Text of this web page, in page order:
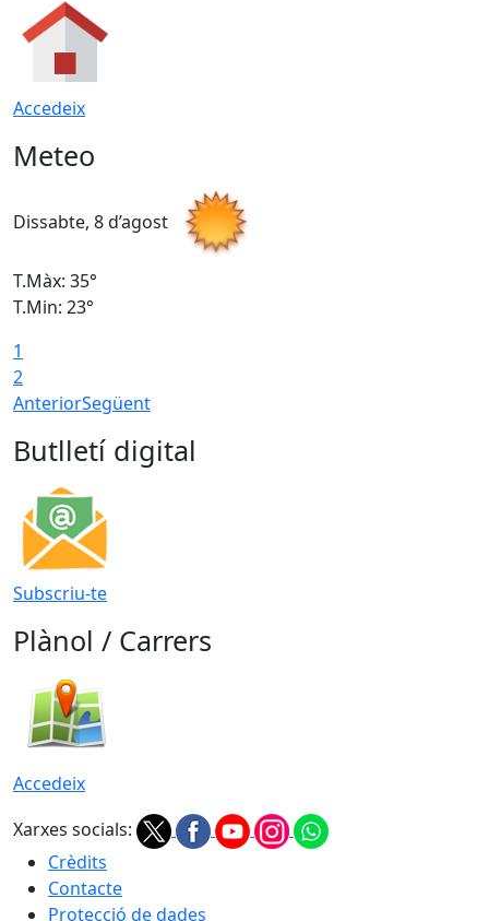
Accedeix
Meteo
Dissabte, 8 d’agost
T.Màx: 35°
T.Min: 23°
1
2
AnteriorSegüent
Butlletí digital
Subscriu-te
Plànol / Carrers
Accedeix
Xarxes socials:
Crèdits
Contacte
Protecció de dades